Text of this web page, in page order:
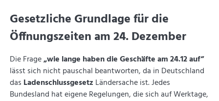
Gesetzliche Grundlage für die
Öffnungszeiten am 24. Dezember
Die Frage„wie lange haben die Geschäfte am 24.12 auf“
lässt sich nicht pauschal beantworten, da in Deutschland
das Ladenschlussgesetz Ländersache ist. Jedes
Bundesland hat eigene Regelungen, die sich auf Werktage,